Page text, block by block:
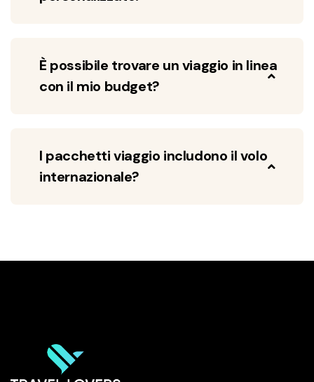
È possibile trovare un viaggio in linea
con il mio budget?
I pacchetti viaggio includono il volo
internazionale?